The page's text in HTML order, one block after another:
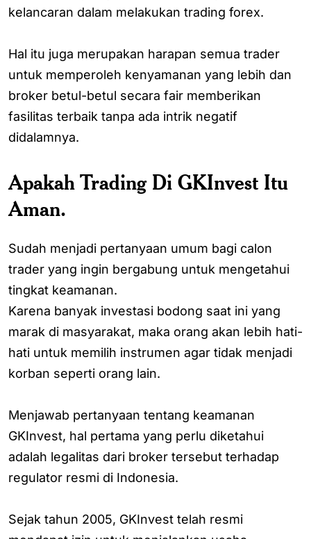
kelancaran dalam melakukan trading forex.
Hal itu juga merupakan harapan semua trader
untuk memperoleh kenyamanan yang lebih dan
broker betul-betul secara fair memberikan
fasilitas terbaik tanpa ada intrik negatif
didalamnya.
Apakah Trading Di GKInvest Itu
Aman.
Sudah menjadi pertanyaan umum bagi calon
trader yang ingin bergabung untuk mengetahui
tingkat keamanan.
Karena banyak investasi bodong saat ini yang
marak di masyarakat, maka orang akan lebih hati-
hati untuk memilih instrumen agar tidak menjadi
korban seperti orang lain.
Menjawab pertanyaan tentang keamanan
GKInvest, hal pertama yang perlu diketahui
adalah legalitas dari broker tersebut terhadap
regulator resmi di Indonesia.
Sejak tahun 2005, GKInvest telah resmi